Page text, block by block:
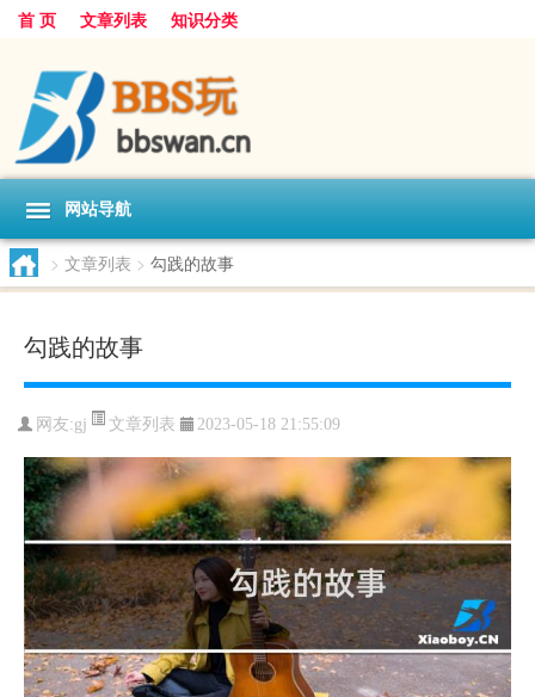
首 页 文章列表 知识分类
网站导航
> 文章列表 > 勾践的故事
勾践的故事
网友:gj 文章列表 2023-05-18 21:55:09